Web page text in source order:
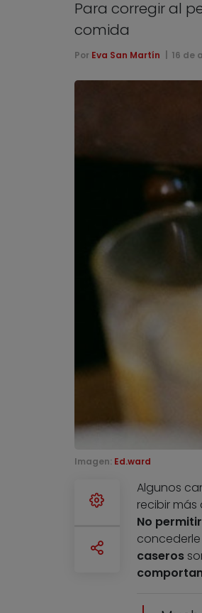
Para corregir al
comida
Por Eva San Martín 16 de
Imagen: Ed.ward
Algunos
recibir
No
concederle
caseros